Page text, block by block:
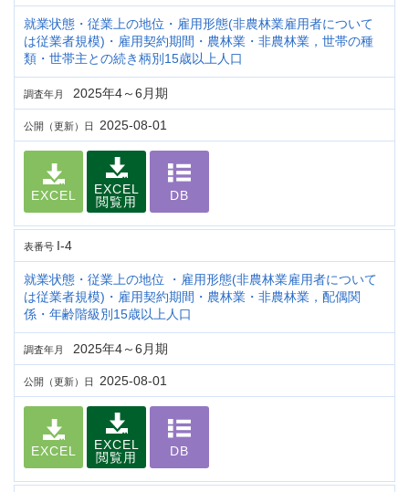
就業状態・従業上の地位・雇用形態(非農林業雇用者について
は従業者規模)・雇用契約期間・農林業・非農林業，世帯の種
類・世帯主との続き柄別15歳以上人口
調査年月 2025年4～6月期
公開（更新）日 2025-08-01
EXCEL
EXCEL
閲覧用
DB
表番号 I-4
就業状態・従業上の地位 ・雇用形態(非農林業雇用者について
は従業者規模)・雇用契約期間・農林業・非農林業，配偶関
係・年齢階級別15歳以上人口
調査年月 2025年4～6月期
公開（更新）日 2025-08-01
EXCEL
EXCEL
閲覧用
DB